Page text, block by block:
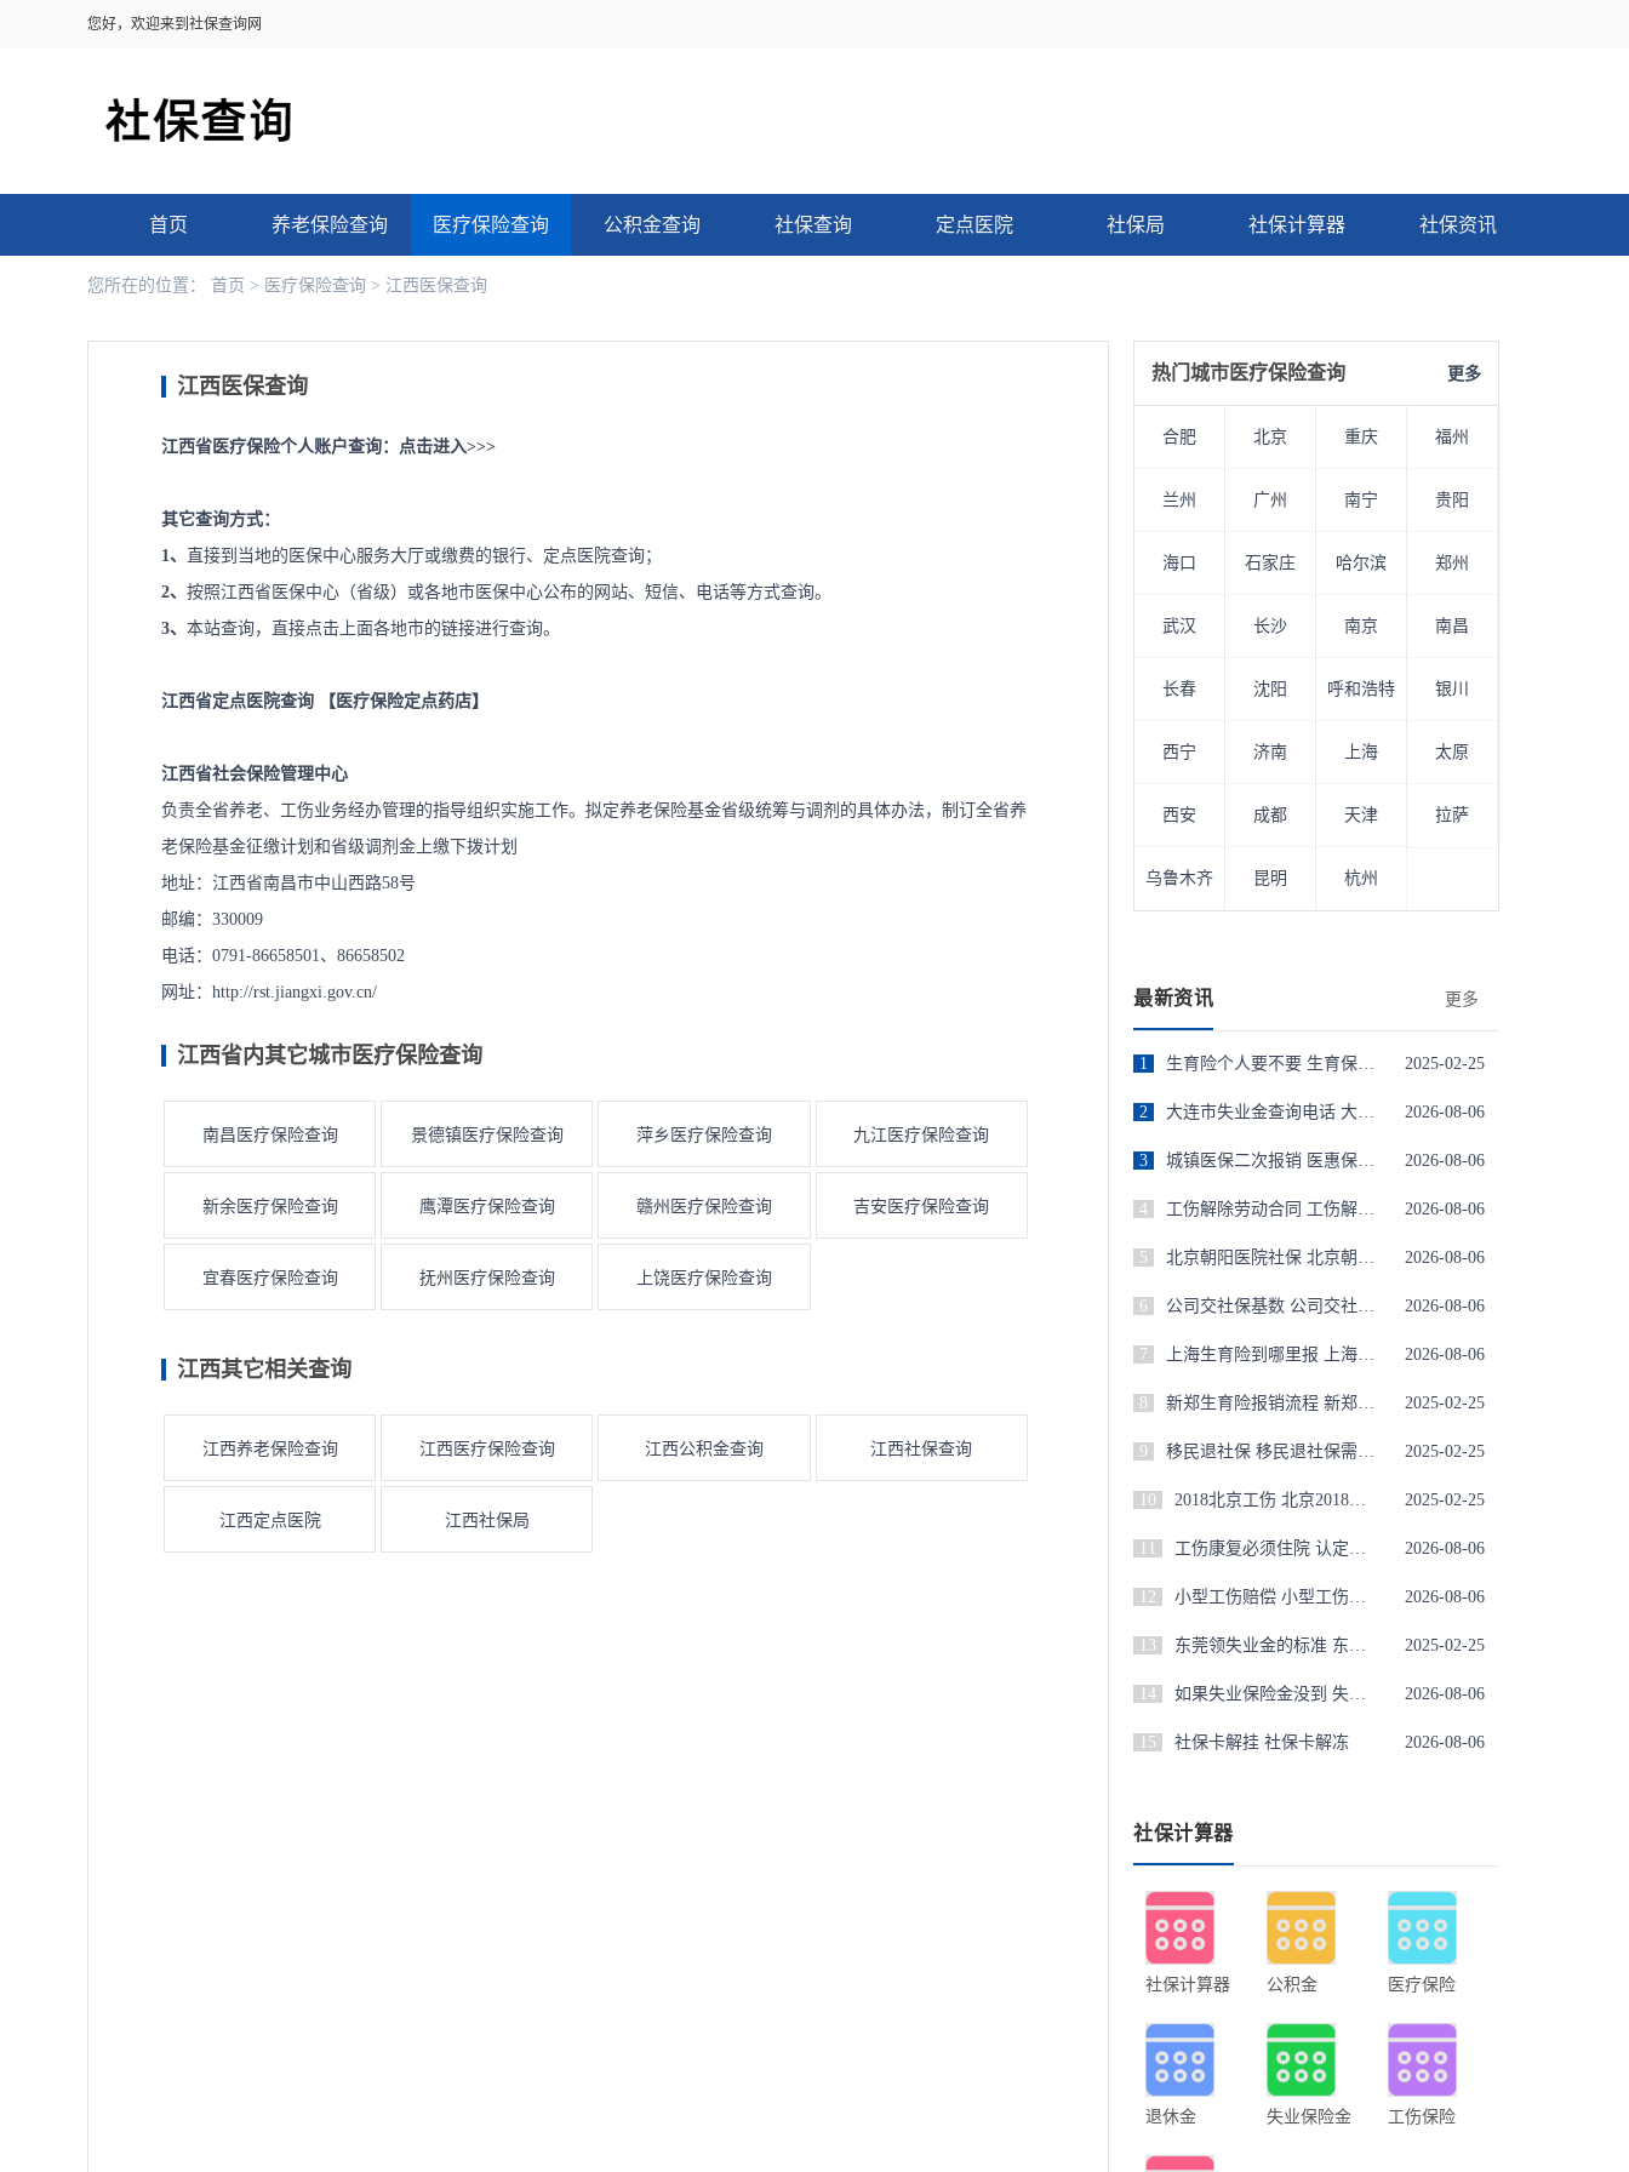
您好，欢迎来到社保查询网
首页 养老保险查询 医疗保险查询 公积金查询 社保查询 定点医院 社保局 社保计算器 社保资讯
您所在的位置： 首页 > 医疗保险查询 > 江西医保查询
江西医保查询
江西省医疗保险个人账户查询： 点击进入>>>
其它查询方式：
1、
直接到当地的医保中心服务大厅或缴费的银行、定点医院查询；
2、 按照江西省医保中心（省级）或各地市医保中心公布的网站、短信、电话等方式查询。
3、 本站查询，直接点击上面各地市的链接进行查询。
江西省定点医院查询 【 医疗保险定点药店】
江西省社会保险管理中心
负责全省养老、工伤业务经办管理的指导组织实施工作。拟定养老保险基金省级统筹与调剂的具体办法，制订全省养
老保险基金征缴计划和省级调剂金上缴下拨计划
地址：江西省南昌市中山西路58号
邮编：330009
电话：0791-86658501、86658502
网址： http://rst.jiangxi.gov.cn/
江西省内其它城市医疗保险查询
南昌医疗保险查询 景德镇医疗保险查询 萍乡医疗保险查询 九江医疗保险查询
新余医疗保险查询 鹰潭医疗保险查询 赣州医疗保险查询 吉安医疗保险查询
宜春医疗保险查询 抚州医疗保险查询 上饶医疗保险查询
江西其它相关查询
江西养老保险查询 江西医疗保险查询 江西公积金查询 江西社保查询
江西定点医院 江西社保局
热门城市医疗保险查询 更多
合肥 北京 重庆 福州
兰州 广州 南宁 贵阳
海口 石家庄 哈尔滨 郑州
武汉 长沙 南京 南昌
长春 沈阳 呼和浩特 银川
西宁 济南 上海 太原
西安 成都 天津 拉萨
乌鲁木齐 昆明 杭州
最新资讯 更多
1 生育险个人要不要 生育保险费个人需要缴纳吗 2025-02-25
2 大连市失业金查询电话 大连失业保险金电话 2026-08-06
3 城镇医保二次报销 医惠保1号报销条件 2026-08-06
4 工伤解除劳动合同 工伤解除劳动合同怎样赔偿 2026-08-06
5 北京朝阳医院社保 北京朝阳医院医保卡用选吗 2026-08-06
6 公司交社保基数 公司交社保基数与工资不符怎么处理 2026-08-06
7 上海生育险到哪里报 上海生育险怎么报销要给什么材料 2026-08-06
8 新郑生育险报销流程 新郑生育险报销流程图 2025-02-25
9 移民退社保 移民退社保需要多久到账 2025-02-25
10 2018北京工伤 北京2018年工伤缴费基数 2025-02-25
工伤康复必须住院 认定为工伤,住院进行康复的费用能报销吗 2026-08-06
12 小型工伤赔偿 小型工伤赔偿标准 2026-08-06
13 东莞领失业金的标准 东莞领失业保险金条件 2025-02-25
14 如果失业保险金没到 失业保险金没领完 2026-08-06
15 社保卡解挂 社保卡解冻 2026-08-06
社保计算器
社保计算器 公积金 医疗保险
退休金 失业保险金 工伤保险